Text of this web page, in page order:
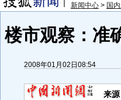
新闻中心 > 国
楼市观察：准
2008年01月02日08:54
来